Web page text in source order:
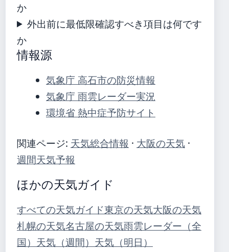
か
外出前に最低限確認すべき項目は何です
か
情報源
気象庁 高石市の防災情報
気象庁 雨雲レーダー実況
環境省 熱中症予防サイト
関連ページ: 天気総合情報 · 大阪の天気 ·
週間天気予報
ほかの天気ガイド
すべての天気ガイド東京の天気大阪の天気
札幌の天気名古屋の天気雨雲レーダー（全
国） 天気（週間） 天気（明日）